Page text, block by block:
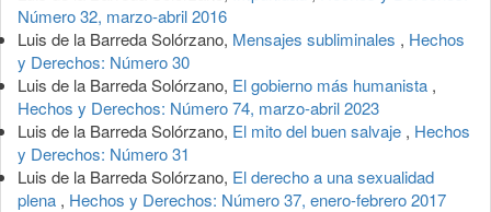
Número 32, marzo-abril 2016
Luis de la Barreda Solórzano, Mensajes subliminales , Hechos
y Derechos: Número 30
Luis de la Barreda Solórzano, El gobierno más humanista ,
Hechos y Derechos: Número 74, marzo-abril 2023
Luis de la Barreda Solórzano, El mito del buen salvaje , Hechos
y Derechos: Número 31
Luis de la Barreda Solórzano, El derecho a una sexualidad
plena , Hechos y Derechos: Número 37, enero-febrero 2017